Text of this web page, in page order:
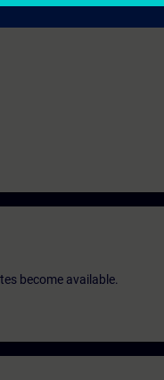
become available.